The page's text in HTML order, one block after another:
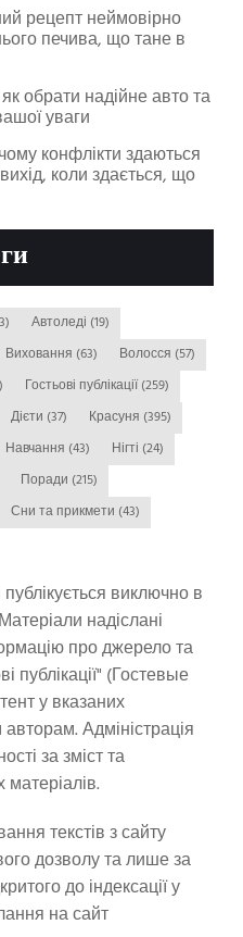
рецепт неймовірно
печива, що тане в
обрати надійне авто та
уваги
конфлікти здаються
коли здається, що
Автоледі (19)
Виховання (63) Волосся (57)
Гостьові публікації(259)
Дієти (37) Красуня (395)
Навчання (43) Нігті (24)
Поради (215)
Сни та прикмети (43)
виключно в
надіслані
про джерело та
публікації" (Гостевые
у вказаних
Адміністрація
за зміст та
матеріалів.
текстів з сайту
дозволу та лише за
до індексації у
на сайт